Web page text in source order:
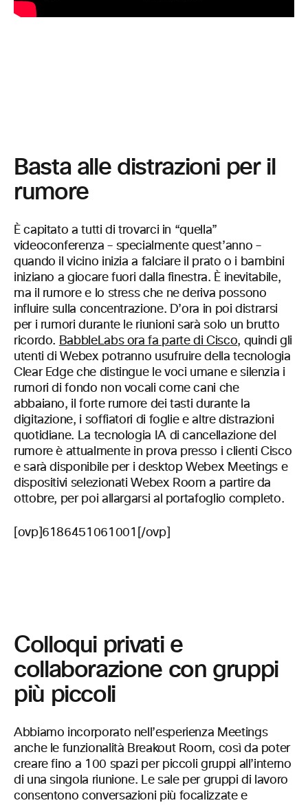
Basta alle distrazioni per il
rumore
È capitato a tutti di trovarci in “quella”
videoconferenza – specialmente quest’anno –
quando il vicino inizia a falciare il prato o i bambini
iniziano a giocare fuori dalla finestra. È inevitabile,
ma il rumore e lo stress che ne deriva possono
influire sulla concentrazione. D’ora in poi distrarsi
per i rumori durante le riunioni sarà solo un brutto
ricordo. BabbleLabs ora fa parte di Cisco, quindi gli
utenti di Webex potranno usufruire della tecnologia
Clear Edge che distingue le voci umane e silenzia i
rumori di fondo non vocali come cani che
abbaiano, il forte rumore dei tasti durante la
digitazione, i soffiatori di foglie e altre distrazioni
quotidiane. La tecnologia IA di cancellazione del
rumore è attualmente in prova presso i clienti Cisco
e sarà disponibile per i desktop Webex Meetings e
dispositivi selezionati Webex Room a partire da
ottobre, per poi allargarsi al portafoglio completo.
[ovp]6186451061001[/ovp]
Colloqui privati e
collaborazione con gruppi
più piccoli
Abbiamo incorporato nell’esperienza Meetings
anche le funzionalità Breakout Room, così da poter
creare fino a 100 spazi per piccoli gruppi all’interno
di una singola riunione. Le sale per gruppi di lavoro
consentono conversazioni più focalizzate e